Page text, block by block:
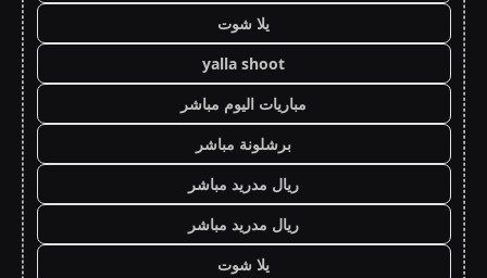
يلا شوت
yalla shoot
مباريات اليوم مباشر
برشلونة مباشر
ريال مدريد مباشر
ريال مدريد مباشر
يلا شوت